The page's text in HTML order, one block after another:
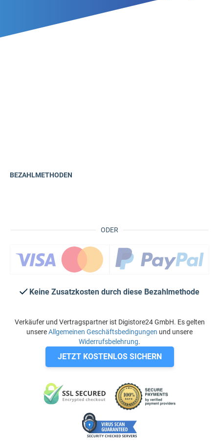
ODER
BEZAHLMETHODEN
Keine Zusatzkosten durch diese Bezahlmethode
Verkäufer und Vertragspartner ist Digistore24 GmbH. Es gelten
unsereAllgemeinen Geschäftsbedingungen und unsere
Widerrufsbelehrung.
JETZT KOSTENLOS SICHERN